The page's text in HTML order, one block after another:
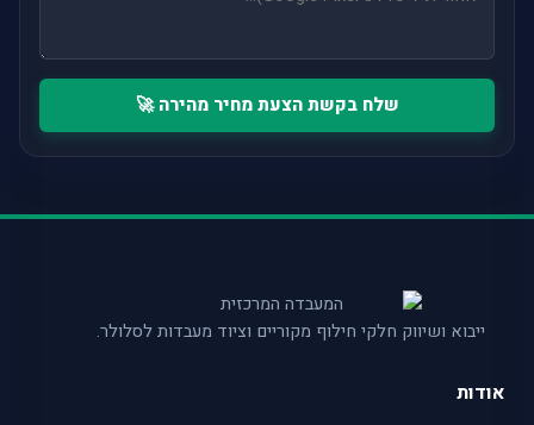
שלח בקשת הצעת מחיר מהירה 🚀
ייבוא ושיווק חלקי חילוף מקוריים וציוד מעבדות לסלולר.
אודות